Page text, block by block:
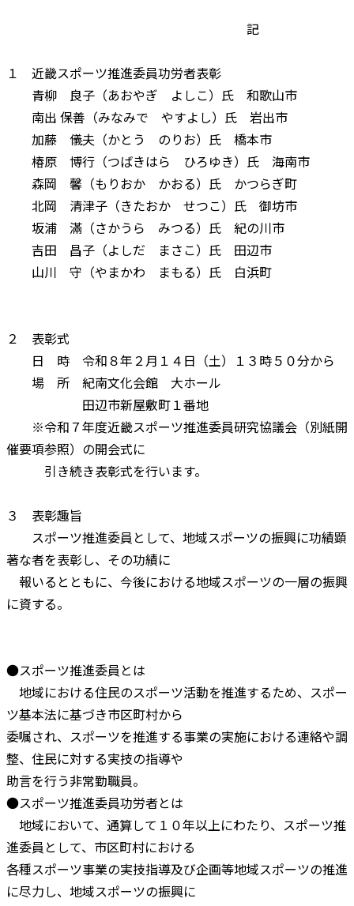
記
１ 近畿スポーツ推進委員功労者表彰
青柳 良子（あおやぎ よしこ）氏 和歌山市
南出 保善（みなみで やすよし）氏 岩出市
加藤 儀夫（かとう のりお）氏 橋本市
椿原 博行（つばきはら ひろゆき）氏 海南市
森岡 馨（もりおか かおる）氏 かつらぎ町
北岡 清津子（きたおか せつこ）氏 御坊市
坂浦 滿（さかうら みつる）氏 紀の川市
吉田 昌子（よしだ まさこ）氏 田辺市
山川 守（やまかわ まもる）氏 白浜町
２ 表彰式
日 時 令和８年２月１４日（土）１３時５０分から
場 所 紀南文化会館 大ホール
田辺市新屋敷町１番地
※令和７年度近畿スポーツ推進委員研究協議会（別紙開
催要項参照）の開会式に
引き続き表彰式を行います。
３ 表彰趣旨
スポーツ推進委員として、地域スポーツの振興に功績顕
著な者を表彰し、その功績に
報いるとともに、今後における地域スポーツの一層の振興
に資する。
●スポーツ推進委員とは
地域における住民のスポーツ活動を推進するため、スポー
ツ基本法に基づき市区町村から
委嘱され、スポーツを推進する事業の実施における連絡や調
整、住民に対する実技の指導や
助言を行う非常勤職員。
●スポーツ推進委員功労者とは
地域において、通算して１０年以上にわたり、スポーツ推
進委員として、市区町村における
各種スポーツ事業の実技指導及び企画等地域スポーツの推進
に尽力し、地域スポーツの振興に